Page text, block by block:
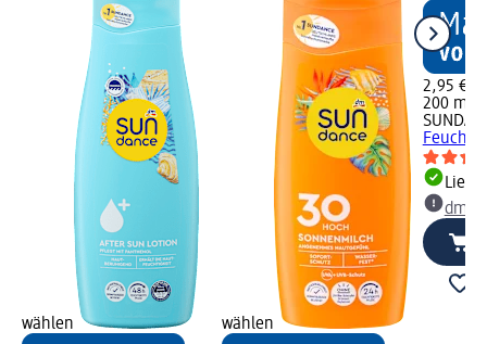
wählen wählen
2,95 €
200 ml
dm